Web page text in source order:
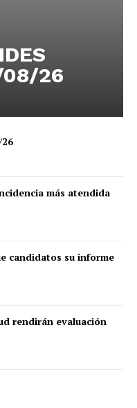
08/26
más atendida
candidatos su informe
rendirán evaluación